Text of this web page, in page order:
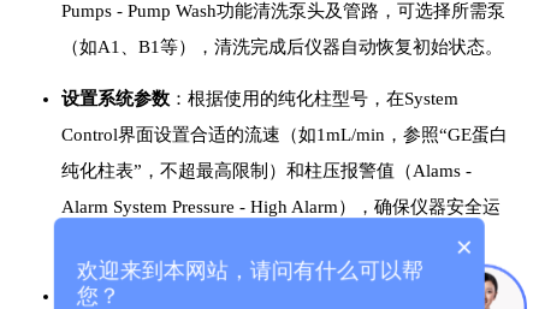
Pumps - Pump Wash功能清洗泵头及管路，可选择所需泵
（如A1、B1等），清洗完成后仪器自动恢复初始状态。
设置系统参数：根据使用的纯化柱型号，在System
Control界面设置合适的流速（如1mL/min，参照“GE蛋白
纯化柱表”，不超最高限制）和柱压报警值（Alams -
Alarm System Pressure - High Alarm），确保仪器安全运
安装层析柱
：在低流速（如0.5 - 1mL/min）下，待进液管
×
欢迎来到本网站，请问有什么可以帮
您？